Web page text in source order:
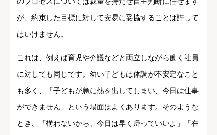
が、約束した目標に対して安易に妥協することは許して
はいけません。
これは、例えば育児や介護などと両立しながら働く社員
に対しても同じです。幼い子どもは体調が不安定なこと
も多く、「子どもが急に熱を出してしまい、今日は仕事
ができません」という場面はよくあります。そのような
とき、「構わないから、今日は早く帰っていいよ」「在